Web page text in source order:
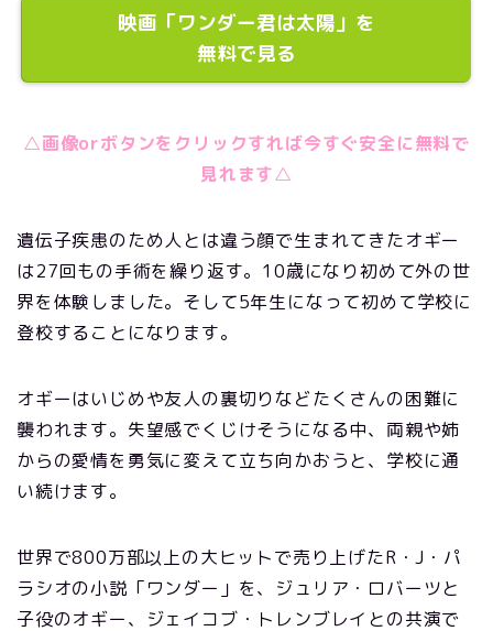
映画「ワンダー君は太陽」を
無料で見る
△画像orボタンをクリックすれば今すぐ安全に無料で
見れます△
遺伝子疾患のため人とは違う顔で生まれてきたオギー
は27回もの手術を繰り返す。10歳になり初めて外の世
界を体験しました。そして5年生になって初めて学校に
登校することになります。
オギーはいじめや友人の裏切りなどたくさんの困難に
襲われます。失望感でくじけそうになる中、両親や姉
からの愛情を勇気に変えて立ち向かおうと、学校に通
い続けます。
世界で800万部以上の大ヒットで売り上げたR・J・パ
ラシオの小説「ワンダー」を、ジュリア・ロバーツと
子役のオギー、ジェイコブ・トレンブレイとの共演で